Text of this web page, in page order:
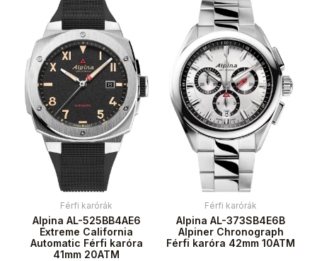
Férfi karórák
Alpina AL-525BB4AE6
Extreme California
Automatic Férfi karóra
41mm 20ATM
Férfi karórák
Alpina AL-373SB4E6B
Alpiner Chronograph
Férfi karóra 42mm 10ATM